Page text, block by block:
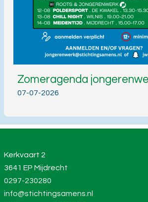
Zomeragenda
07-07-2026
Kerkvaart 2
3641 EP Mijdrecht
0297-230280
info@stichtingsamens.nl